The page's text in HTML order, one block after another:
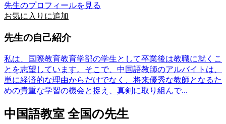
先生のプロフィールを見る
お気に入りに追加
先生の自己紹介
私は、国際教育教育学部の学生として卒業後は教職に就くこ
とを志望しています。そこで、中国語教師のアルバイトは、
単に経済的な理由からだけでなく、将来優秀な教師となるた
めの貴重な学習の機会と捉え、真剣に取り組んで...
中国語教室 全国の先生